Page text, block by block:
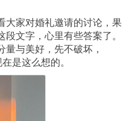
大家对婚礼邀请的讨论，果
文字，心里有些答案了。
与美好，先不破坏，
是这么想的。